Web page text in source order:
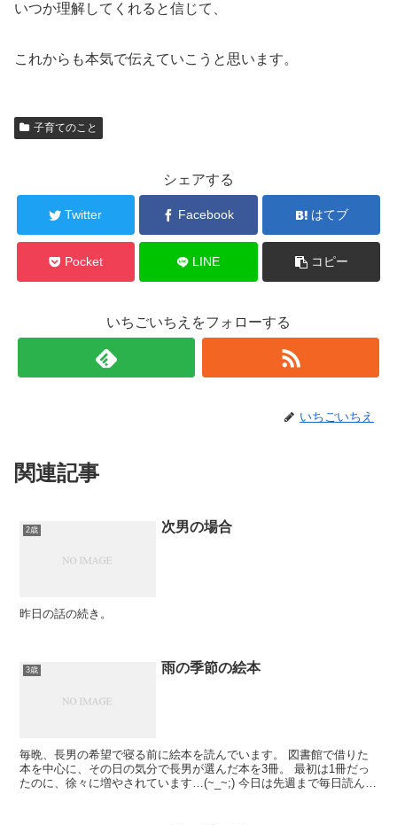
いつか理解してくれると信じて、
これからも本気で伝えていこうと思います。
子育てのこと
シェアする
Twitter Facebook はてブ
Pocket LINE コピー
いちごいちえをフォローする
いちごいちえ
関連記事
2歳 次男の場合
昨日の話の続き。
3歳 雨の季節の絵本
毎晩、長男の希望で寝る前に絵本を読んでいます。 図書館で借りた
本を中心に、その日の気分で長男が選んだ本を3冊。 最初は1冊だっ
たのに、徐々に増やされています…(~_~;) 今日は先週まで毎日読んで